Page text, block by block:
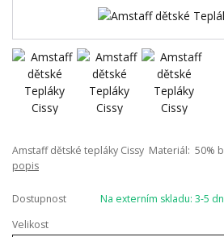
Amstaff dětské tepláky Cissy Materiál: 50%
popis
Dostupnost
Na externím skladu: 3-5
Velikost